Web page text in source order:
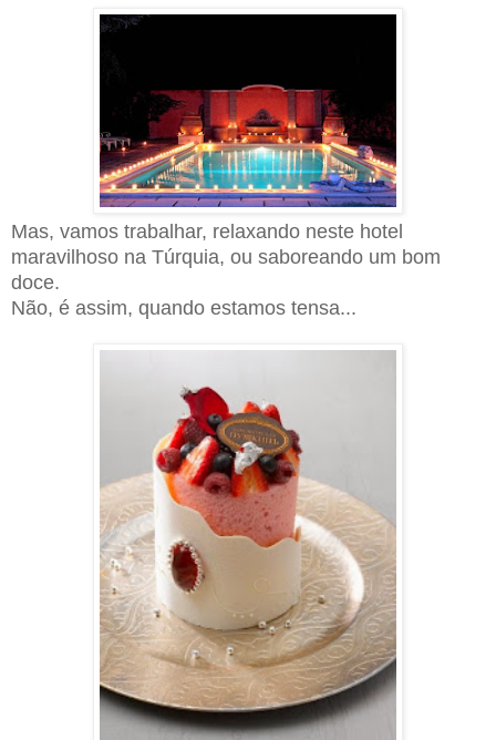
Mas, vamos trabalhar, relaxando neste hotel
maravilhoso na Túrquia, ou saboreando um bom
doce.
Não, é assim, quando estamos tensa...